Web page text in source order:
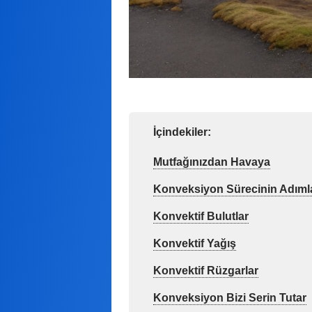
İçindekiler:
Mutfağınızdan Havaya
Konveksiyon Sürecinin
Konvektif Bulutlar
Konvektif Yağış
Konvektif Rüzgarlar
Konveksiyon Bizi Serin Tutar